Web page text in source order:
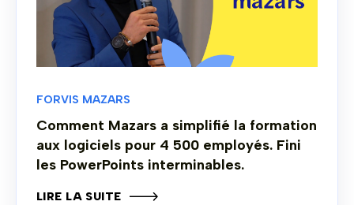
FORVIS MAZARS
Comment Mazars a simplifié la formation
aux logiciels pour 4 500 employés. Fini
les PowerPoints interminables.
LIRE LA SUITE